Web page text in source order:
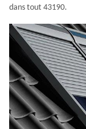
dans tout 43190.